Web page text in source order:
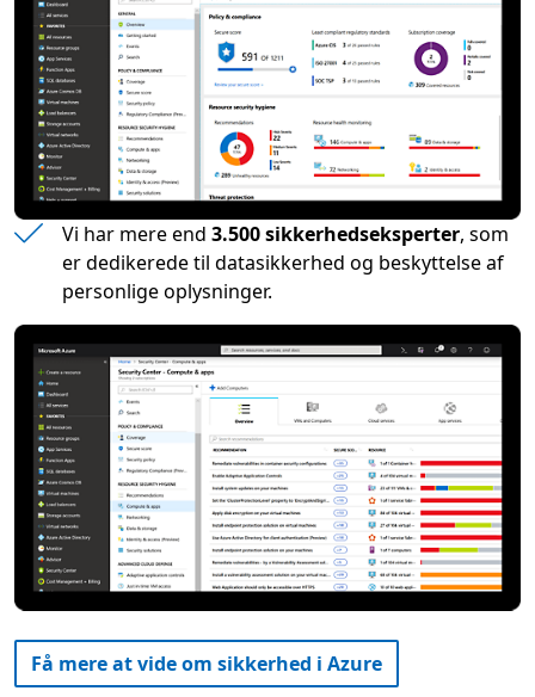
Vi har mere end 3.500 sikkerhedseksperter, som
er dedikerede til datasikkerhed og beskyttelse af
personlige oplysninger.
Få mere at vide om sikkerhed i Azure